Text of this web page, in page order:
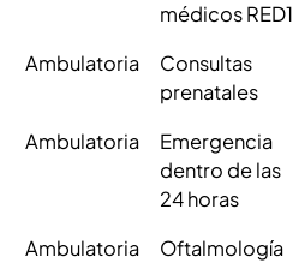
médicos RED1
Ambulatoria
Consultas
prenatales
Ambulatoria
Emergencia
dentro de las
24 horas
Ambulatoria
Oftalmología